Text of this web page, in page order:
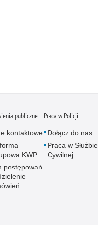
publiczne
kontaktowe
KWP
postępowań
Praca w Policji
Dołącz do nas
Praca w Służbie
Cywilnej